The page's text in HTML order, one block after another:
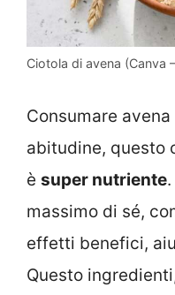
Ciotola di avena (Canva
Consumare
abitudine, questo
è super nutriente
massimo di sé,
effetti benefici,
Questo